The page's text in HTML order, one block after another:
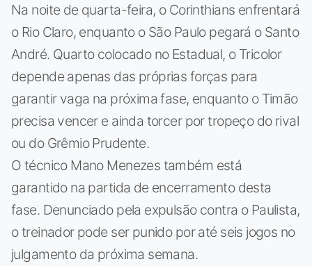
Na noite de quarta-feira, o Corinthians enfrentará
o Rio Claro, enquanto o São Paulo pegará o Santo
André. Quarto colocado no Estadual, o Tricolor
depende apenas das próprias forças para
garantir vaga na próxima fase, enquanto o Timão
precisa vencer e ainda torcer por tropeço do rival
ou do Grêmio Prudente.
O técnico Mano Menezes também está
garantido na partida de encerramento desta
fase. Denunciado pela expulsão contra o Paulista,
o treinador pode ser punido por até seis jogos no
julgamento da próxima semana.